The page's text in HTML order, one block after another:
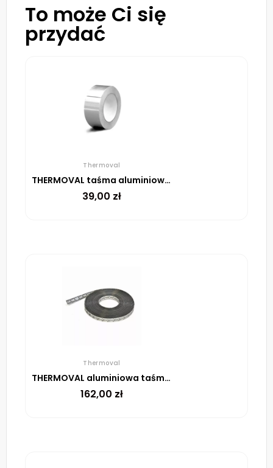
To może Ci się
przydać
Thermoval
THERMOVAL taśma aluminiowa samoprzylepna, 48 mm, rolka 45 m
39,00 zł
Thermoval
THERMOVAL aluminiowa taśma montażowa, rolka 25 m
162,00 zł